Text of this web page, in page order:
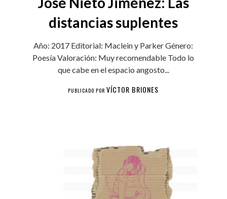
distancias suplentes
Año: 2017 Editorial: Maclein y Parker Género:
Poesía Valoración: Muy recomendable Todo lo
que cabe en el espacio angosto...
PUBLICADO PORVÍCTOR BRIONES